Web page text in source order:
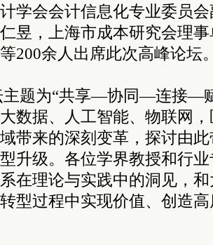
学会会计信息化专业委员
昱，上海市成本研究会理
200余人出席此次高峰论坛
主题为“共享—协同—连接—
数据、人工智能、物联网
带来的深刻变革，探讨由
升级。各位学界教授和行
在理论与实践中的洞见，
型过程中实现价值、创造